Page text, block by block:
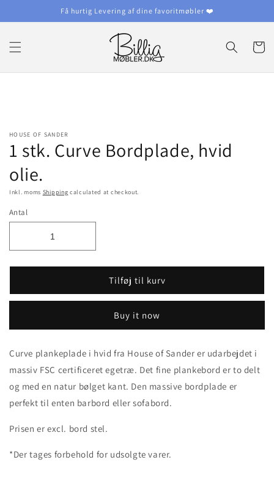
indhold
Få hurtig Levering af dine favoritmøbler ❤️
Kurv
HOUSE OF SANDER
1 stk. Curve Bordplade, hvid
olie.
Inkl. moms Shipping calculated at checkout.
Antal
Tilføj til kurv
Buy it now
Curve plankeplade i hvid fra House of Sander er udarbejdet i
massiv FSC certificeret egetræ. Det fine plankebord er to delt
og med en natur bølget kant. Den massive bordplade er
perfekt til enten barbord eller sofabord.
Prisen er excl. bord stel.
*Der tages forbehold for udsolgte varer.